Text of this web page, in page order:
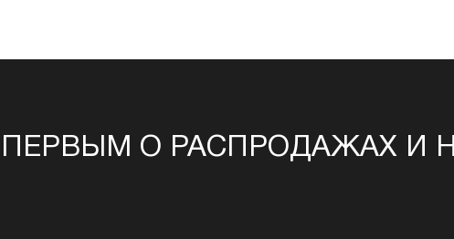
ПЕРВЫМ О РАСПРОДАЖАХ И